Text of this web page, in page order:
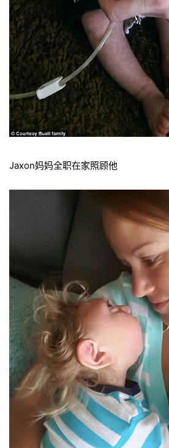
Jaxon妈妈全职在家照顾他